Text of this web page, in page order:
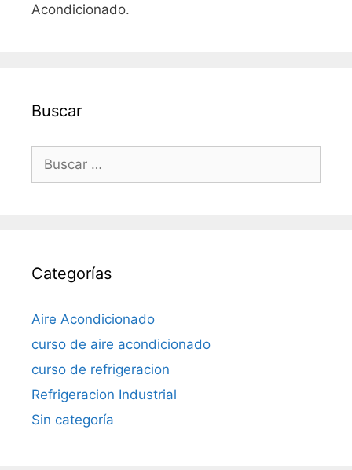
Acondicionado.
Buscar
Buscar:
Categorías
Aire Acondicionado
curso de aire acondicionado
curso de refrigeracion
Refrigeracion Industrial
Sin categoría